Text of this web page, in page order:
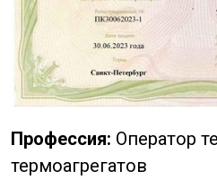
Профессия: Оператор
термоагрегатов